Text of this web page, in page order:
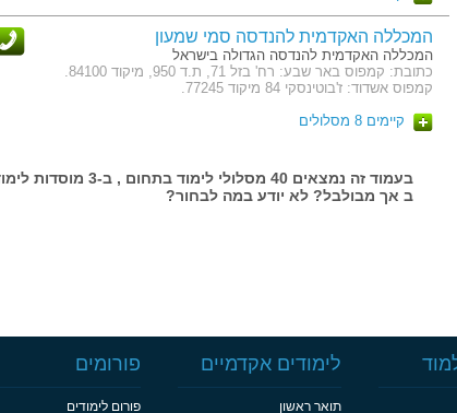
המכללה האקדמית להנדסה סמי שמעון
המכללה האקדמית להנדסה הגדולה בישראל
כתובת: קמפוס באר שבע: רח' בזל 71, ת.ד 950, מיקוד 84100.
קמפוס אשדוד: ז'בוטינסקי 84 מיקוד 77245.
קיימים 8 מסלולים
בעמוד זה נמצאים 40
ב אך מבולבל? לא יודע במה לבחור?
לימודים אקדמיים
תואר ראשון
פורומים
פורום לימודים